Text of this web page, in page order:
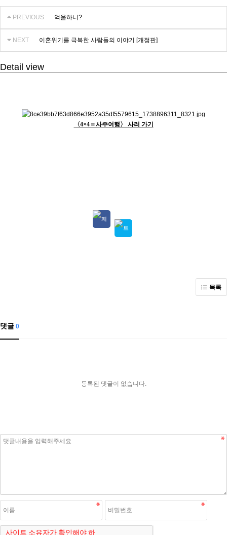
PREVIOUS 억울하니?
NEXT 이혼위기를 극복한 사람들의 이야기 [개정판]
Detail view
〈4×4＝사주여행〉 사러 가기
목록
댓글 0
등록된 댓글이 없습니다.